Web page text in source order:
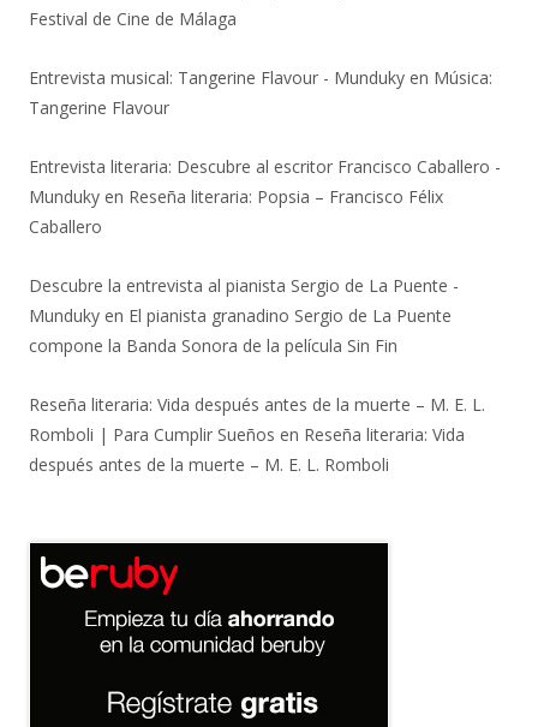
Festival de Cine de Málaga
Entrevista musical: Tangerine Flavour - Munduky en Música:
Tangerine Flavour
Entrevista literaria: Descubre al escritor Francisco Caballero -
Munduky en Reseña literaria: Popsia – Francisco Félix
Caballero
Descubre la entrevista al pianista Sergio de La Puente -
Munduky en El pianista granadino Sergio de La Puente
compone la Banda Sonora de la película Sin Fin
Reseña literaria: Vida después antes de la muerte – M. E. L.
Romboli | Para Cumplir Sueños en Reseña literaria: Vida
después antes de la muerte – M. E. L. Romboli